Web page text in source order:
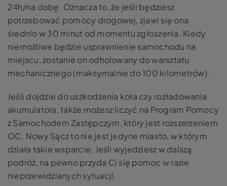
24h/na dobę. Oznacza to, że jeśli będziesz
potrzebować pomocy drogowej, zjawi się ona
średnio w 30 minut od momentu zgłoszenia. Kiedy
niemożliwe będzie usprawnienie samochodu na
miejscu, zostanie on odholowany do warsztatu
mechanicznego (maksymalnie do 100 kilometrów).
Jeśli dojdzie do uszkodzenia koła czy rozładowania
akumulatora, także możesz liczyć na Program Pomocy
z Samochodem Zastępczym, który jest rozszerzeniem
OC. Nowy Sącz to nie jest jedyne miasto, w którym
działa takie wsparcie. Jeśli wyjedziesz w dalszą
podróż, na pewno przyda Ci się pomoc w razie
nieprzewidzianych sytuacji.